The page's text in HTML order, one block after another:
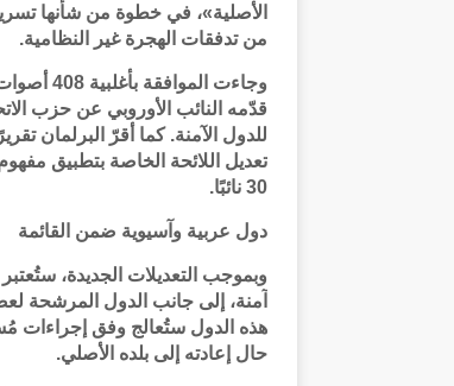
الأصلية»، في خطوة من شأنها
من تدفقات الهجرة غير النظامية.
قدّمه النائب الأوروبي عن حزب
للدول الآمنة. كما أقرّ البرلمان
30 نائبًا.
دول عربية وآسيوية ضمن القائمة
وبموجب التعديلات الجديدة،
آمنة، إلى جانب الدول المرشحة
هذه الدول ستُعالج وفق إجراءات
حال إعادته إلى بلده الأصلي.